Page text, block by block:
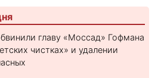
главу «Моссад» Гофмана
чистках» и удалении